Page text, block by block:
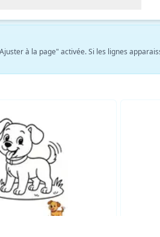
à la page" activée. Si les lignes